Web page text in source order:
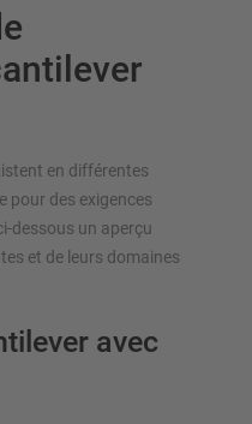
en différentes
pour des exigences
dessous un aperçu
et de leurs domaines
avec